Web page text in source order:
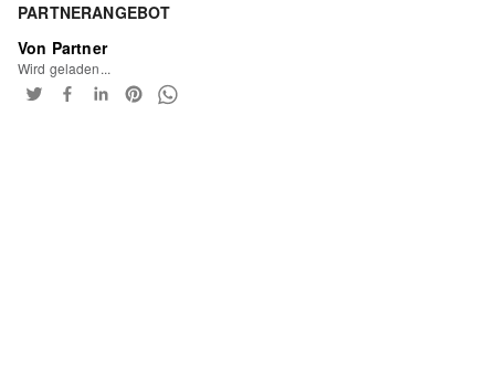
PARTNERANGEBOT
Von Partner
Wird geladen...